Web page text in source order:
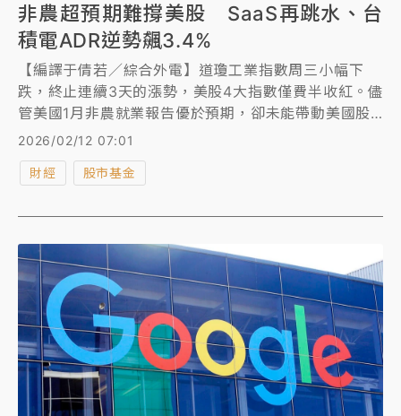
非農超預期難撐美股 SaaS再跳水、台
積電ADR逆勢飆3.4%
【編譯于倩若／綜合外電】道瓊工業指數周三小幅下
跌，終止連續3天的漲勢，美股4大指數僅費半收紅。儘
管美國1月非農就業報告優於預期，卻未能帶動美國股
市出現持續性的上攻。台積電ADR則續創新高。
2026/02/12 07:01
財經 股市基金